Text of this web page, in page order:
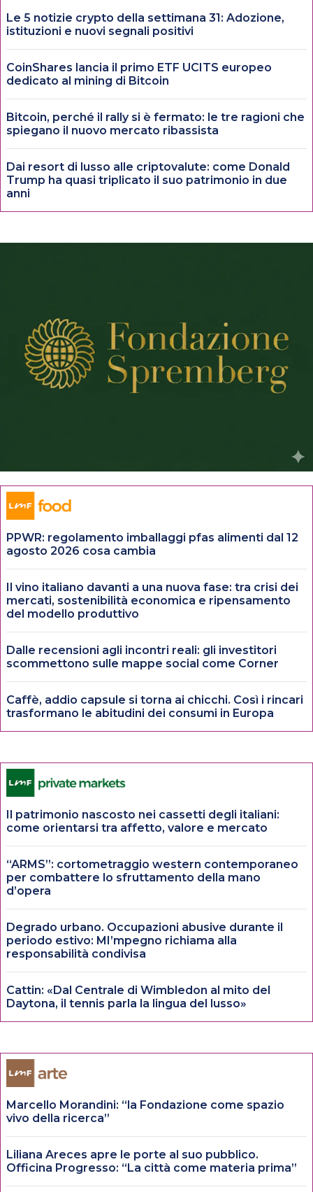
Le 5 notizie crypto della settimana 31: Adozione,
istituzioni e nuovi segnali positivi
CoinShares lancia il primo ETF UCITS europeo
dedicato al mining di Bitcoin
Bitcoin, perché il rally si è fermato: le tre ragioni che
spiegano il nuovo mercato ribassista
Dai resort di lusso alle criptovalute: come Donald
Trump ha quasi triplicato il suo patrimonio in due
anni
PPWR: regolamento imballaggi pfas alimenti dal 12
agosto 2026 cosa cambia
Il vino italiano davanti a una nuova fase: tra crisi dei
mercati, sostenibilità economica e ripensamento
del modello produttivo
Dalle recensioni agli incontri reali: gli investitori
scommettono sulle mappe social come Corner
Caffè, addio capsule si torna ai chicchi. Così i rincari
trasformano le abitudini dei consumi in Europa
Il patrimonio nascosto nei cassetti degli italiani:
come orientarsi tra affetto, valore e mercato
“ARMS”: cortometraggio western contemporaneo
per combattere lo sfruttamento della mano
d’opera
Degrado urbano. Occupazioni abusive durante il
periodo estivo: MI’mpegno richiama alla
responsabilità condivisa
Cattin: «Dal Centrale di Wimbledon al mito del
Daytona, il tennis parla la lingua del lusso»
Marcello Morandini: “la Fondazione come spazio
vivo della ricerca”
Liliana Areces apre le porte al suo pubblico.
Officina Progresso: “La città come materia prima”